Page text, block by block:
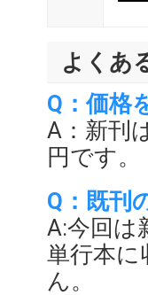
よくあ
Q：価格
A：新刊
円です。
Q：既刊
A:今回は
単行本に
ん。